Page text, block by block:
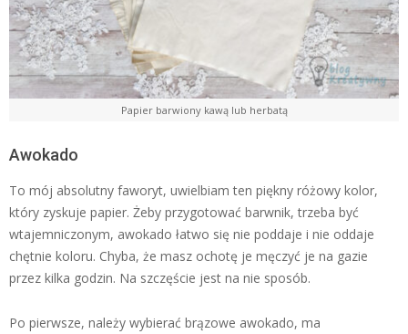
Papier barwiony kawą lub herbatą
Awokado
To mój absolutny faworyt, uwielbiam ten piękny różowy kolor,
który zyskuje papier. Żeby przygotować barwnik, trzeba być
wtajemniczonym, awokado łatwo się nie poddaje i nie oddaje
chętnie koloru. Chyba, że masz ochotę je męczyć je na gazie
przez kilka godzin. Na szczęście jest na nie sposób.
Po pierwsze, należy wybierać brązowe awokado, ma